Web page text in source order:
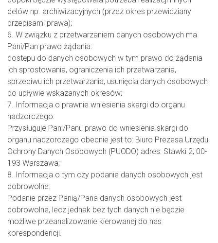
celów np. archiwizacyjnych (przez okres przewidziany
przepisami prawa);
6. W związku z przetwarzaniem danych osobowych ma
Pani/Pan prawo żądania:
dostępu do danych osobowych w tym prawo do żądania
ich sprostowania, ograniczenia ich przetwarzania,
sprzeciwu ich przetwarzania, usunięcia danych osobowych
po upływie wskazanych okresów;
7. Informacja o prawnie wniesienia skargi do organu
nadzorczego:
Przysługuje Pani/Panu prawo do wniesienia skargi do
organu nadzorczego obecnie jest to: Biuro Prezesa Urzędu
Ochrony Danych Osobowych (PUODO) adres: Stawki 2, 00-
193 Warszawa;
8. Informacja o tym czy podanie danych osobowych jest
dobrowolne:
Podanie przez Panią/Pana danych osobowych jest
dobrowolne, lecz jednak bez tych danych nie będzie
możliwe przeanalizowanie kierowanej do nas
korespondencji.